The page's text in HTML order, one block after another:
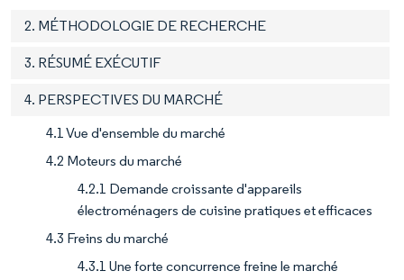
2. MÉTHODOLOGIE DE RECHERCHE
3. RÉSUMÉ EXÉCUTIF
4. PERSPECTIVES DU MARCHÉ
4.1 Vue d'ensemble du marché
4.2 Moteurs du marché
4.2.1 Demande croissante d'appareils
électroménagers de cuisine pratiques et efficaces
4.3 Freins du marché
4.3.1 Une forte concurrence freine le marché